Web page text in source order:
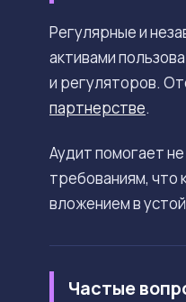
Регулярные и
активами
и регуляторов.
партнерстве.
Аудит помогает
требованиям, что
вложением в
Частые